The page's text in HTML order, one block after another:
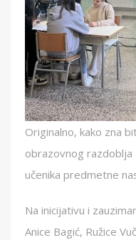
Originalno, kako zna
obrazovnog razdoblja
učenika predmetne
Na inicijativu i
Anice Bagić, Ružice